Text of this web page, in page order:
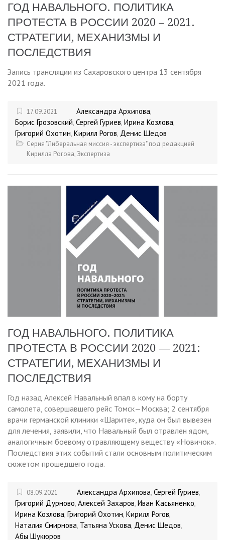
ГОД НАВАЛЬНОГО. ПОЛИТИКА
ПРОТЕСТА В РОССИИ 2020 – 2021.
СТРАТЕГИИ, МЕХАНИЗМЫ И
ПОСЛЕДСТВИЯ
Запись трансляции из Сахаровского центра 13 сентября
2021 года.
17.09.2021 Александра Архипова,
Борис Грозовский, Сергей Гуриев, Ирина Козлова,
Григорий Охотин, Кирилл Рогов, Денис Шедов
Серия "Либеральная миссия - экспертиза" под редакцией
Кирилла Рогова, Экспертиза
ГОД НАВАЛЬНОГО. ПОЛИТИКА
ПРОТЕСТА В РОССИИ 2020 — 2021:
СТРАТЕГИИ, МЕХАНИЗМЫ И
ПОСЛЕДСТВИЯ
Год назад Алексей Навальный впал в кому на борту
самолета, совершавшего рейс Томск—Москва; 2 сентября
врачи германской клиники «Шарите», куда он был вывезен
для лечения, заявили, что Навальный был отравлен ядом,
аналогичным боевому отравляющему веществу «Новичок».
Последствия этих событий стали основным политическим
сюжетом прошедшего года.
08.09.2021 Александра Архипова, Сергей Гуриев,
Григорий Дурново, Алексей Захаров, Иван Касьяненко,
Ирина Козлова, Григорий Охотин, Кирилл Рогов,
Наталия Смирнова, Татьяна Ускова, Денис Шедов,
Абы Шукюров